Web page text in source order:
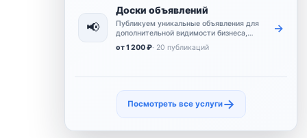
📢
Доски объявлений
Публикуем уникальные объявления для
дополнительной видимости бизнеса,
расширения охвата и усиления
коммерческого присутствия.
от 1 200 ₽· 20 публикаций
→
Посмотреть все услуги→